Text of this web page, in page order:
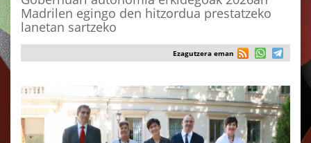
Madrilen egingo den hitzordua prestatzeko
lanetan sartzeko
Ezagutzera eman